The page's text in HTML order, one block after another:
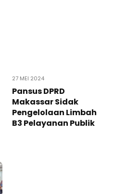
27 MEI 2024
Pansus DPRD
Makassar Sidak
Pengelolaan Limbah
B3 Pelayanan Publik